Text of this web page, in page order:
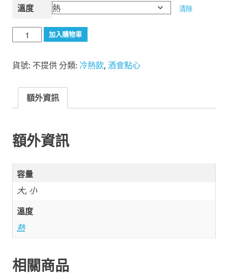
到
溫度
清除
糖
母
量
加入購物車
貨號: 不提供 分類: 冷熱飲 酒會點心
額外資訊
額外資訊
容量
大, 小
溫度
熱
相關商品